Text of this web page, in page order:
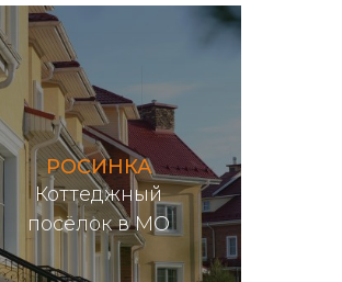
РОСИНКА
Коттеджный
посёлок в МО
Подробнее...